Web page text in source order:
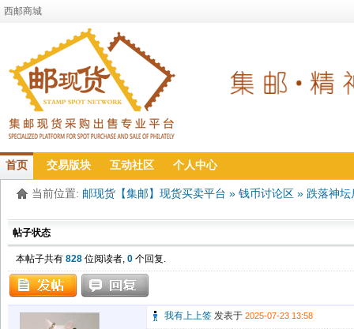
西邮商城
首页 交易版块 互动社区 个人中心
当前位置: 邮现货【集邮】现货买卖平台 » 钱币讨论区 » 跌落神
帖子状态
本帖子共有 828 位阅读者, 0 个回复.
我有上上签 发表于 2025-07-23 13:58